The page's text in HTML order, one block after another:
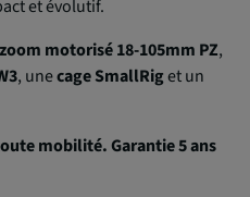
et évolutif.
zoom motorisé 18-105mm PZ,
, unecage SmallRiget un
mobilité. Garantie 5 ans